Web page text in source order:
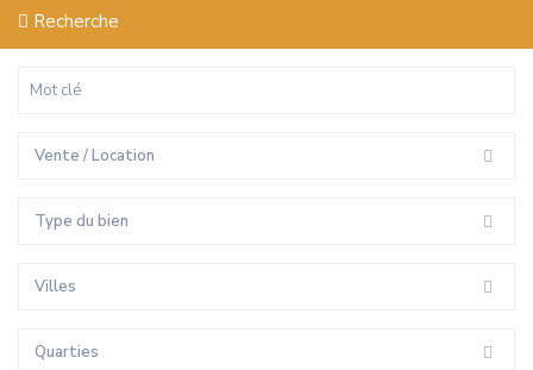
Recherche
Vente / Location
Type du bien
Villes
Quarties